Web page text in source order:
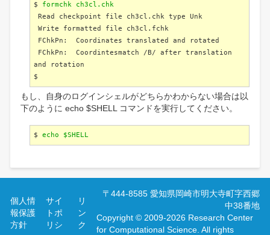
$ formchk ch3cl.chk
Read checkpoint file ch3cl.chk type Unk
Write formatted file ch3cl.fchk
FChkPn: Coordinates translated and rotated
FChkPn: Coordintesmatch /B/ after translation
and rotation
$
もし、自身のログインシェルがどちらかわからない場合は以
下のように echo $SHELL コマンドを実行してください。
$ echo $SHELL
ッ
タ
ー
個人情
報保護
方針
サイ
トポ
リシ
リ
ン
ク
〒444-8585 愛知県岡崎市明大寺町字西郷
中38番地
Copyright © 2009-2026 Research Center
for Computational Science. All rights